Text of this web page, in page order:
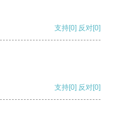
支持[0] 反对[0]
支持[0] 反对[0]